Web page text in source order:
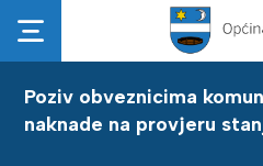
Poziv obveznicima
naknade na provjeru